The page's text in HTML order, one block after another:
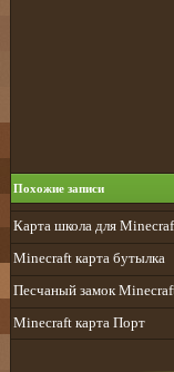
Похожие записи
Карта школа для
Minecraft карта бутылка
Песчаный замок
Minecraft карта Порт